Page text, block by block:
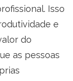
Isso
e
do
as pessoas